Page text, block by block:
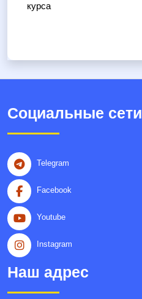
курса
Социальные сети
Telegram
Facebook
Youtube
Instagram
Наш адрес